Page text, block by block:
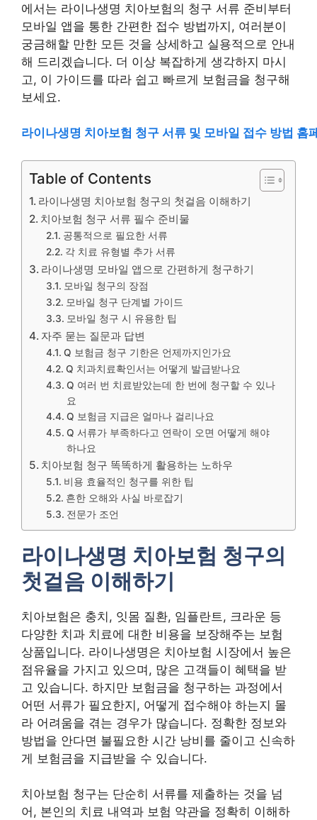
에서는 라이나생명 치아보험의 청구 서류 준비부터
모바일 앱을 통한 간편한 접수 방법까지, 여러분이
궁금해할 만한 모든 것을 상세하고 실용적으로 안내
해 드리겠습니다. 더 이상 복잡하게 생각하지 마시
고, 이 가이드를 따라 쉽고 빠르게 보험금을 청구해
보세요.
라이나생명 치아보험 청구 서류 및 모바일 접수 방법 홈
Table of Contents
라이나생명 치아보험 청구의 첫걸음 이해하기
치아보험 청구 서류 필수 준비물
공통적으로 필요한 서류
각 치료 유형별 추가 서류
라이나생명 모바일 앱으로 간편하게 청구하기
모바일 청구의 장점
모바일 청구 단계별 가이드
모바일 청구 시 유용한 팁
자주 묻는 질문과 답변
Q 보험금 청구 기한은 언제까지인가요
Q 치과치료확인서는 어떻게 발급받나요
Q 여러 번 치료받았는데 한 번에 청구할 수 있나
요
Q 보험금 지급은 얼마나 걸리나요
Q 서류가 부족하다고 연락이 오면 어떻게 해야
하나요
치아보험 청구 똑똑하게 활용하는 노하우
비용 효율적인 청구를 위한 팁
흔한 오해와 사실 바로잡기
전문가 조언
라이나생명 치아보험 청구의
첫걸음 이해하기
치아보험은 충치, 잇몸 질환, 임플란트, 크라운 등
다양한 치과 치료에 대한 비용을 보장해주는 보험
상품입니다. 라이나생명은 치아보험 시장에서 높은
점유율을 가지고 있으며, 많은 고객들이 혜택을 받
고 있습니다. 하지만 보험금을 청구하는 과정에서
어떤 서류가 필요한지, 어떻게 접수해야 하는지 몰
라 어려움을 겪는 경우가 많습니다. 정확한 정보와
방법을 안다면 불필요한 시간 낭비를 줄이고 신속하
게 보험금을 지급받을 수 있습니다.
치아보험 청구는 단순히 서류를 제출하는 것을 넘
어, 본인의 치료 내역과 보험 약관을 정확히 이해하